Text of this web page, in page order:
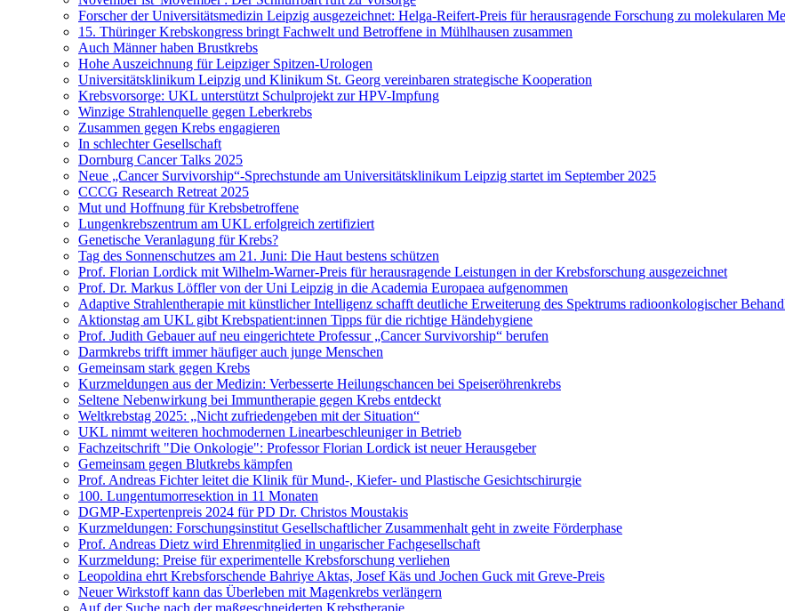
Forscher der Universitätsmedizin Leipzig ausgezeichnet: Helga-Reifert-Preis für herausragende Forschung zu molekularen
15. Thüringer Krebskongress bringt Fachwelt und Betroffene in Mühlhausen zusammen
Auch Männer haben Brustkrebs
Hohe Auszeichnung für Leipziger Spitzen-Urologen
Universitätsklinikum Leipzig und Klinikum St. Georg vereinbaren strategische Kooperation
Krebsvorsorge: UKL unterstützt Schulprojekt zur HPV-Impfung
Winzige Strahlenquelle gegen Leberkrebs
Zusammen gegen Krebs engagieren
In schlechter Gesellschaft
Dornburg Cancer Talks 2025
Neue „Cancer Survivorship“-Sprechstunde am Universitätsklinikum Leipzig startet im September 2025
CCCG Research Retreat 2025
Mut und Hoffnung für Krebsbetroffene
Lungenkrebszentrum am UKL erfolgreich zertifiziert
Genetische Veranlagung für Krebs?
Tag des Sonnenschutzes am 21. Juni: Die Haut bestens schützen
Prof. Florian Lordick mit Wilhelm-Warner-Preis für herausragende Leistungen in der Krebsforschung ausgezeichnet
Prof. Dr. Markus Löffler von der Uni Leipzig in die Academia Europaea aufgenommen
Adaptive Strahlentherapie mit künstlicher Intelligenz schafft deutliche Erweiterung des Spektrums radioonkologischer
Aktionstag am UKL gibt Krebspatient:innen Tipps für die richtige Händehygiene
Prof. Judith Gebauer auf neu eingerichtete Professur „Cancer Survivorship“ berufen
Darmkrebs trifft immer häufiger auch junge Menschen
Gemeinsam stark gegen Krebs
Kurzmeldungen aus der Medizin: Verbesserte Heilungschancen bei Speiseröhrenkrebs
Seltene Nebenwirkung bei Immuntherapie gegen Krebs entdeckt
Weltkrebstag 2025: „Nicht zufriedengeben mit der Situation“
UKL nimmt weiteren hochmodernen Linearbeschleuniger in Betrieb
Fachzeitschrift "Die Onkologie": Professor Florian Lordick ist neuer Herausgeber
Gemeinsam gegen Blutkrebs kämpfen
Prof. Andreas Fichter leitet die Klinik für Mund-, Kiefer- und Plastische Gesichtschirurgie
100. Lungentumorresektion in 11 Monaten
DGMP-Expertenpreis 2024 für PD Dr. Christos Moustakis
Kurzmeldungen: Forschungsinstitut Gesellschaftlicher Zusammenhalt geht in zweite Förderphase
Prof. Andreas Dietz wird Ehrenmitglied in ungarischer Fachgesellschaft
Kurzmeldung: Preise für experimentelle Krebsforschung verliehen
Leopoldina ehrt Krebsforschende Bahriye Aktas, Josef Käs und Jochen Guck mit Greve-Preis
Neuer Wirkstoff kann das Überleben mit Magenkrebs verlängern
Auf der Suche nach der maßgeschneiderten Krebstherapie